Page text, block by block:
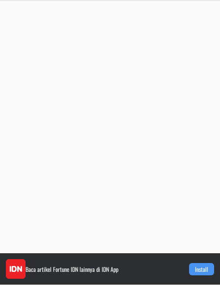
Baca artikel Fortune IDNlainnya di IDN App Install